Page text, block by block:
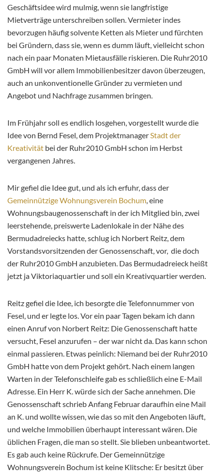
Geschäftsidee wird mulmig, wenn sie langfristige
Mietverträge unterschreiben sollen. Vermieter indes
bevorzugen häufig solvente Ketten als Mieter und fürchten
bei Gründern, dass sie, wenn es dumm läuft, vielleicht schon
nach ein paar Monaten Mietausfälle riskieren. Die Ruhr2010
GmbH will vor allem Immobilienbesitzer davon überzeugen,
auch an unkonventionelle Gründer zu vermieten und
Angebot und Nachfrage zusammen bringen.
Im Frühjahr soll es endlich losgehen, vorgestellt wurde die
Idee von Bernd Fesel, dem ProjektmanagerStadt der
Kreativität bei der Ruhr2010 GmbH schon im Herbst
vergangenen Jahres.
Mir gefiel die Idee gut, und als ich erfuhr, dass der
Gemeinnützige Wohnungsverein Bochum, eine
Wohnungsbaugenossenschaft in der ich Mitglied bin, zwei
leerstehende, preiswerte Ladenlokale in der Nähe des
Bermudadreiecks hatte, schlug ich Norbert Reitz, dem
Vorstandsvorsitzenden der Genossenschaft, vor, die doch
der Ruhr2010 GmbH anzubieten. Das Bermudadreieck heißt
jetzt ja Viktoriaquartier und soll ein Kreativquartier werden.
Reitz gefiel die Idee, ich besorgte die Telefonnummer von
Fesel, und er legte los. Vor ein paar Tagen bekam ich dann
einen Anruf von Norbert Reitz: Die Genossenschaft hatte
versucht, Fesel anzurufen – der war nicht da. Das kann schon
einmal passieren. Etwas peinlich: Niemand bei der Ruhr2010
GmbH hatte von dem Projekt gehört. Nach einem langen
Warten in der Telefonschleife gab es schließlich eine E-Mail
Adresse. Ein Herr K. würde sich der Sache annehmen. Die
Genossenschaft schrieb Anfang Februar daraufhin eine Mail
an K. und wollte wissen, wie das so mit den Angeboten läuft,
und welche Immobilien überhaupt interessant wären. Die
üblichen Fragen, die man so stellt. Sie blieben unbeantwortet.
Es gab auch keine Rückrufe. Der Gemeinnützige
Wohnungsverein Bochum ist keine Klitsche: Er besitzt über